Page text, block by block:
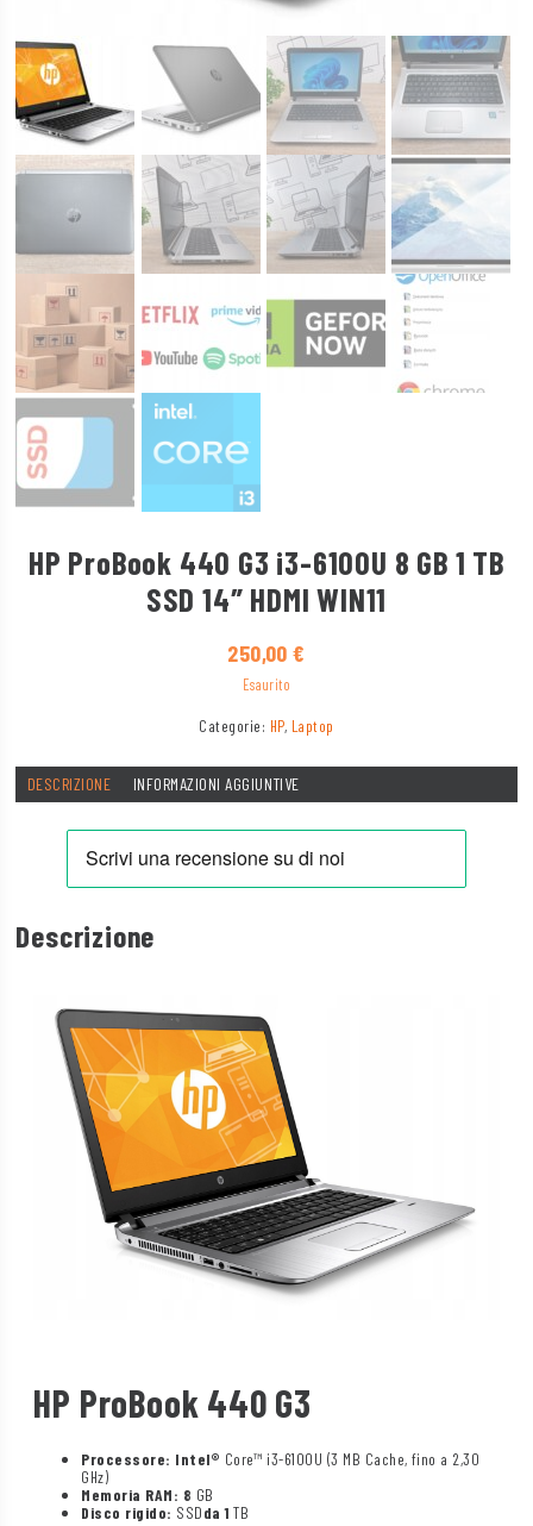
HP ProBook 440 G3 i3-6100U 8 GB 1 TB
SSD 14″ HDMI WIN11
250,00€
Esaurito
Categorie: HP, Laptop
DESCRIZIONE INFORMAZIONI AGGIUNTIVE
Descrizione
HP ProBook 440 G3
Processore: Intel® Core™ i3-6100U (3 MB Cache, fino a 2,30
GHz)
Memoria RAM: 8 GB
Disco rigido: SSDda 1TB